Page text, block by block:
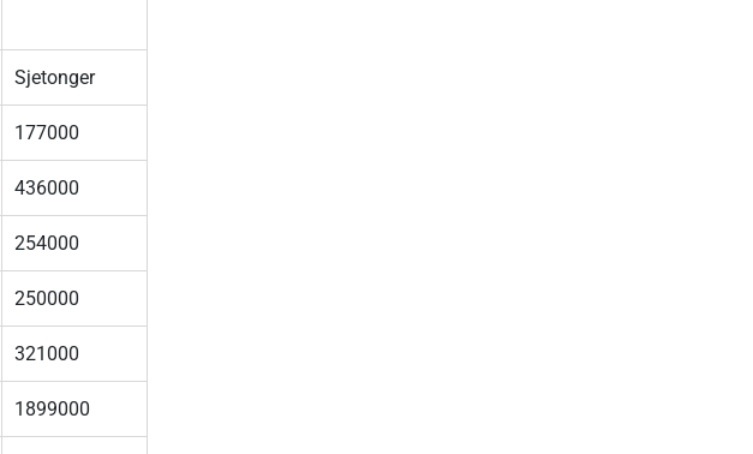
Sjetonger
177000
436000
254000
250000
321000
1899000